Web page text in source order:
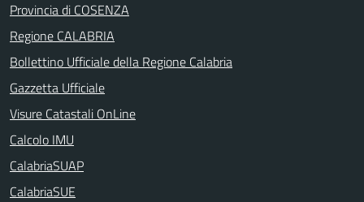
Provincia di COSENZA
Regione CALABRIA
Bollettino Ufficiale della Regione Calabria
Gazzetta Ufficiale
Visure Catastali OnLine
Calcolo IMU
CalabriaSUAP
CalabriaSUE